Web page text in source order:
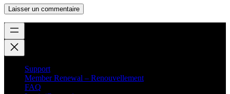
Support
Member Renewal – Renouvellement
FAQ